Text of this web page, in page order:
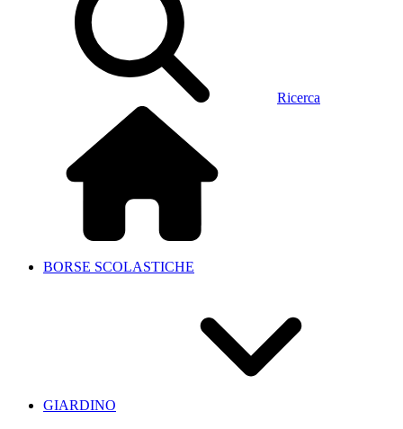
Ricerca
BORSE SCOLASTICHE
GIARDINO